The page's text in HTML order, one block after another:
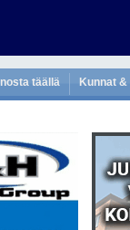
täällä Kunnat